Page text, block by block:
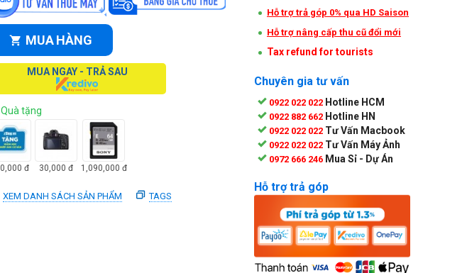
MUA HÀNG
MUA NGAY - TRẢ SAU
Quà tặng
đ 30,000 đ 1,090,000 đ
XEM DANH SÁCH SẢN PHẨM TAGS
Hỗ trợ trả góp 0% qua HD Saison
Hỗ trợ nâng cấp thu cũ đổi mới
Tax refund for tourists
Chuyên gia tư vấn
0922 022 022 Hotline HCM
0922 882 662 Hotline HN
0922 022 022 Tư Vấn Macbook
0922 022 022 Tư Vấn Máy Ảnh
0972 666 246 Mua Sỉ - Dự Án
Hỗ trợ trả góp